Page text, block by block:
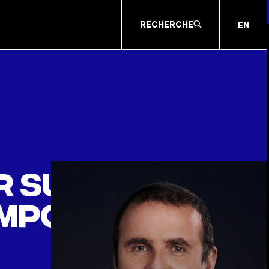
RECHERCHE EN
suprême :